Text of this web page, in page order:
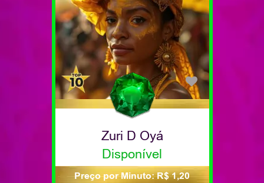
Zuri D Oyá
Disponível
Preço por Minuto: R$ 1,20